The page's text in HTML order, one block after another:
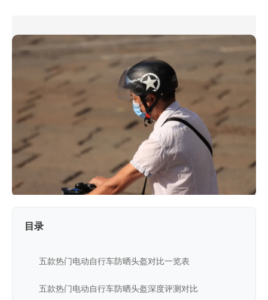
目录
五款热门电动自行车防晒头盔对比一览表
五款热门电动自行车防晒头盔深度评测对比